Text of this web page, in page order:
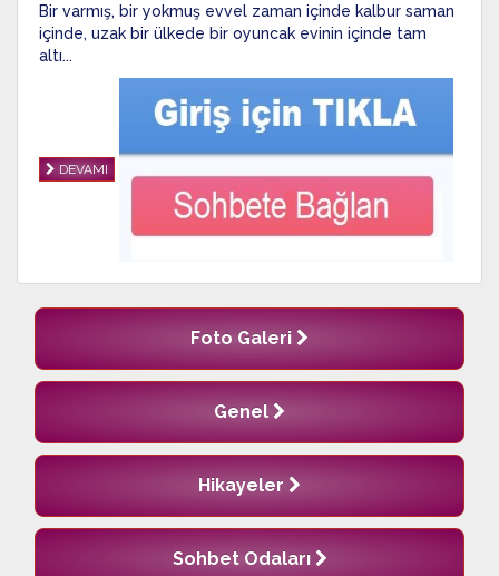
Bir varmış, bir yokmuş evvel zaman içinde kalbur saman
içinde, uzak bir ülkede bir oyuncak evinin içinde tam
altı...
DEVAMI
Foto Galeri
Genel
Hikayeler
Sohbet Odaları